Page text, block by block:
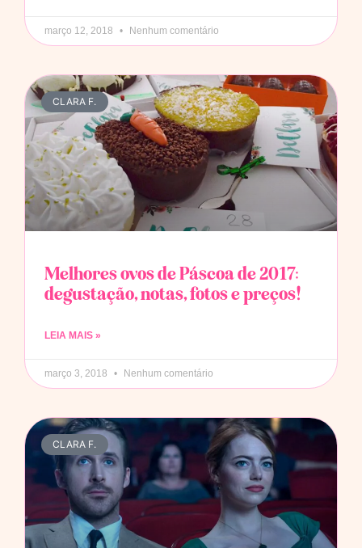
março 12, 2018 Nenhum comentário
CLARA F.
Melhores ovos de Páscoa de 2017:
degustação, notas, fotos e preços!
LEIA MAIS »
março 3, 2018 Nenhum comentário
CLARA F.